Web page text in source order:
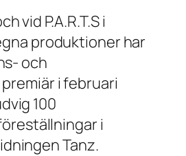
vid P.A.R.T.S i
produktioner har
och
i februari
100
i
Tanz.